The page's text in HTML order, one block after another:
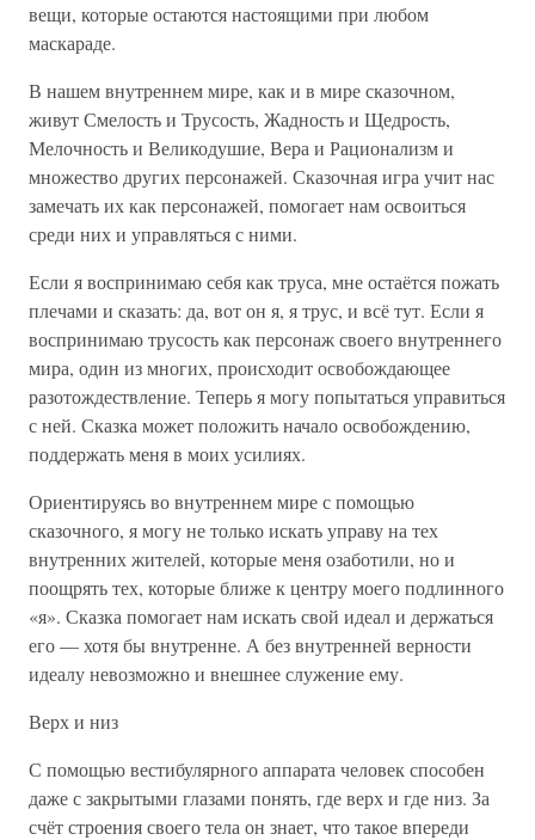
вещи, которые остаются настоящими при любом
маскараде.
В нашем внутреннем мире, как и в мире сказочном,
живут Смелость и Трусость, Жадность и Щедрость,
Мелочность и Великодушие, Вера и Рационализм и
множество других персонажей. Сказочная игра учит нас
замечать их как персонажей, помогает нам освоиться
среди них и управляться с ними.
Если я воспринимаю себя как труса, мне остаётся пожать
плечами и сказать: да, вот он я, я трус, и всё тут. Если я
воспринимаю трусость как персонаж своего внутреннего
мира, один из многих, происходит освобождающее
разотождествление. Теперь я могу попытаться управиться
с ней. Сказка может положить начало освобождению,
поддержать меня в моих усилиях.
Ориентируясь во внутреннем мире с помощью
сказочного, я могу не только искать управу на тех
внутренних жителей, которые меня озаботили, но и
поощрять тех, которые ближе к центру моего подлинного
«я». Сказка помогает нам искать свой идеал и держаться
его — хотя бы внутренне. А без внутренней верности
идеалу невозможно и внешнее служение ему.
Верх и низ
С помощью вестибулярного аппарата человек способен
даже с закрытыми глазами понять, где верх и где низ. За
счёт строения своего тела он знает, что такое впереди